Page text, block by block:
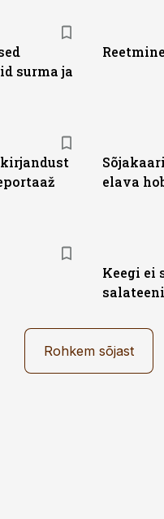
surma ja
elava
Keegi ei
Rohkem sõjast